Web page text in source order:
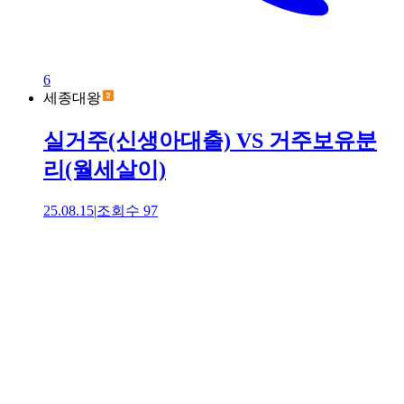
6
세종대왕
실거주(신생아대출) VS 거주보유분
리(월세살이)
25.08.15|조회수 97